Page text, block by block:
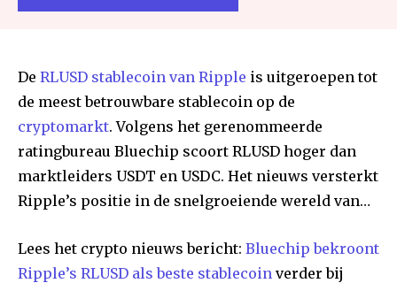
De RLUSD stablecoin van Ripple is uitgeroepen tot
de meest betrouwbare stablecoin op de
cryptomarkt. Volgens het gerenommeerde
ratingbureau Bluechip scoort RLUSD hoger dan
marktleiders USDT en USDC. Het nieuws versterkt
Ripple’s positie in de snelgroeiende wereld van…
Lees het crypto nieuws bericht: Bluechip bekroont
Ripple’s RLUSD als beste stablecoin verder bij